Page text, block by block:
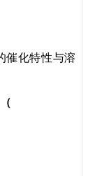
催化特性与溶